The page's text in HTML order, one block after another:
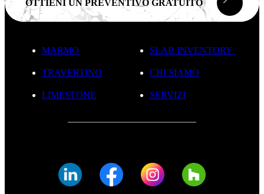
OTTIENI UN PREVENTIVO GRATUITO
MARMO
TRAVERTINO
LIMESTONE
CHI SIAMO
SLAB INVENTORY
SERVIZI